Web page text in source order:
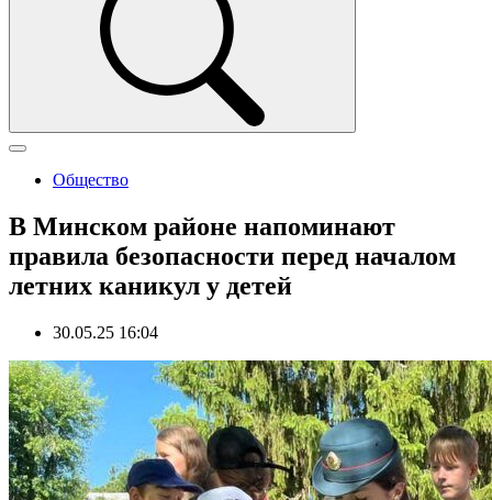
Общество
В Минском районе напоминают
правила безопасности перед началом
летних каникул у детей
30.05.25 16:04